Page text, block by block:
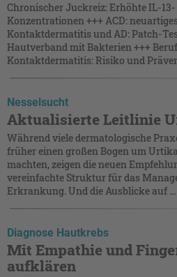
Chronischer Juckreiz: Erhöhte IL-
Konzentrationen +++ ACD:
Kontaktdermatitis und AD: Patch-
Hautverband mit Bakterien +++
Kontaktdermatitis: Risiko und
Nesselsucht
Aktualisierte Leitlinie
Während viele dermatologische
früher einen großen Bogen um
machten, zeigen die neuen
vereinfachte Struktur für das
Erkrankung. Und die Ausblicke auf ...
Diagnose Hautkrebs
Mit Empathie und
aufklären